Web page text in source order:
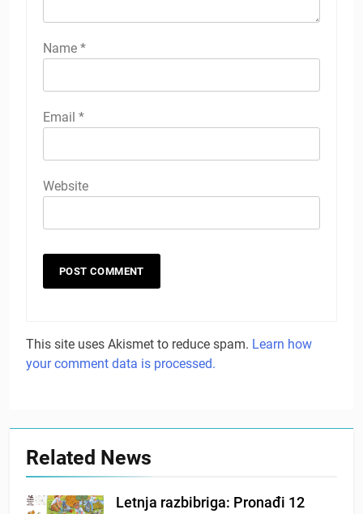
Name *
Email *
Website
This site uses Akismet to reduce spam. Learn how
your comment data is processed.
Related News
Letnja razbibriga: Pronađi 12